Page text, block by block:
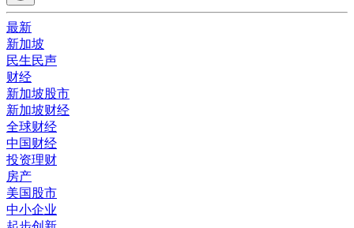
最新
新加坡
民生民声
财经
新加坡股市
新加坡财经
全球财经
中国财经
投资理财
房产
美国股市
中小企业